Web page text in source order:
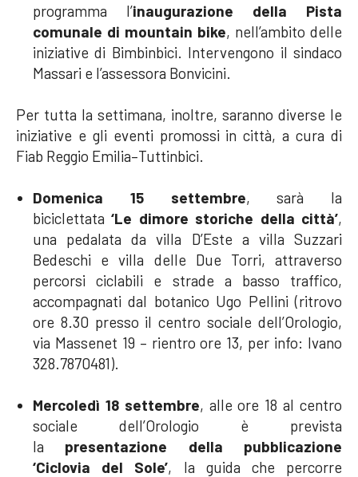
programma l’inaugurazione della Pista
comunale di mountain bike, nell’ambito delle
iniziative di Bimbinbici. Intervengono il sindaco
Massari e l’assessora Bonvicini.
Per tutta la settimana, inoltre, saranno diverse le
iniziative e gli eventi promossi in città, a cura di
Fiab Reggio Emilia–Tuttinbici.
Domenica 15 settembre, sarà la
biciclettata ‘Le dimore storiche della città’,
una pedalata da villa D’Este a villa Suzzari
Bedeschi e villa delle Due Torri, attraverso
percorsi ciclabili e strade a basso traffico,
accompagnati dal botanico Ugo Pellini (ritrovo
ore 8.30 presso il centro sociale dell’Orologio,
via Massenet 19 – rientro ore 13, per info: Ivano
328.7870481).
Mercoledì 18 settembre, alle ore 18 al centro
sociale dell’Orologio è prevista
la presentazione della pubblicazione
‘Ciclovia del Sole’, la guida che percorre